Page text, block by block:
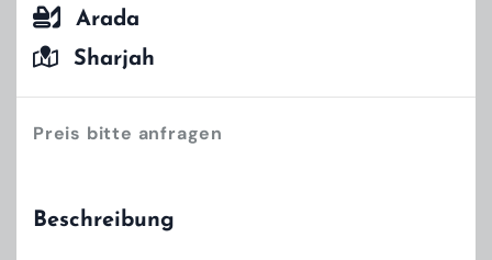
Arada
Sharjah
Preis bitte anfragen
Beschreibung